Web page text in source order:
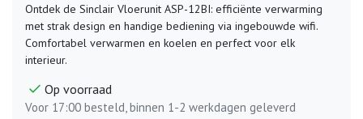
Ontdek de Sinclair Vloerunit ASP-12BI: efficiënte verwarming
met strak design en handige bediening via ingebouwde wifi.
Comfortabel verwarmen en koelen en perfect voor elk
interieur.
Op voorraad
Voor 17:00 besteld, binnen 1-2 werkdagen geleverd